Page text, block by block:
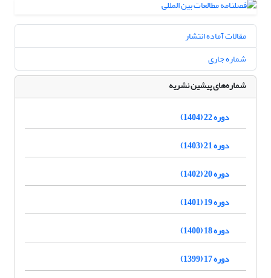
مقالات آماده انتشار
شماره جاری
شماره‌های پیشین نشریه
دوره 22 (1404)
دوره 21 (1403)
دوره 20 (1402)
دوره 19 (1401)
دوره 18 (1400)
دوره 17 (1399)